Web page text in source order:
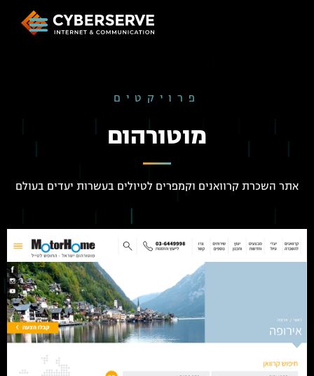
פרויקטים
מוטורהום
אתר השכרת קרוואנים וקמפרים לטיולים בעשרות יעדים בעולם